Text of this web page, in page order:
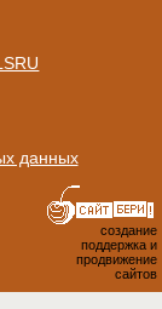
данных
создание
поддержка и
продвижение
сайтов